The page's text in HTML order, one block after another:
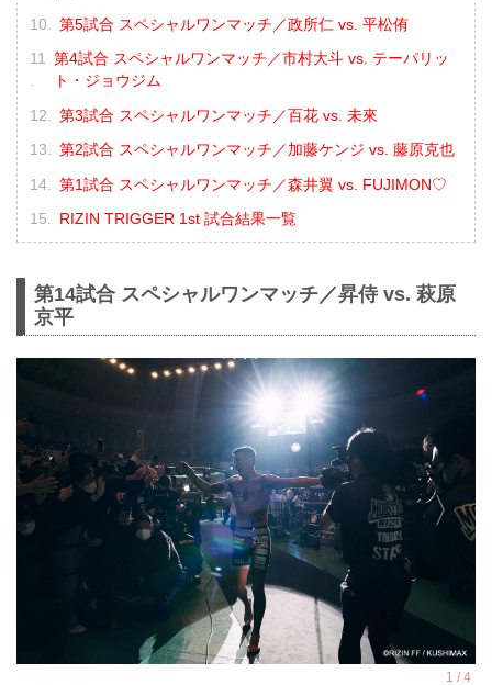
第5試合 スペシャルワンマッチ／政所仁 vs. 平松侑
第4試合 スペシャルワンマッチ／市村大斗 vs. テーパリッ
ト・ジョウジム
第3試合 スペシャルワンマッチ／百花 vs. 未來
第2試合 スペシャルワンマッチ／加藤ケンジ vs. 藤原克也
第1試合 スペシャルワンマッチ／森井翼 vs. FUJIMON♡
RIZIN TRIGGER 1st 試合結果一覧
第14試合 スペシャルワンマッチ／昇侍 vs. 萩原
京平